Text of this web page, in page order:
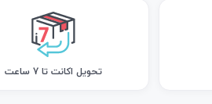
تحویل اکانت تا 7 ساعت